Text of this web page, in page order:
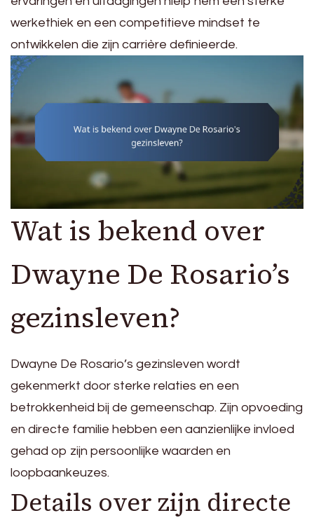
werkethiek en een competitieve mindset te
ontwikkelen die zijn carrière definieerde.
Wat is bekend over
Dwayne De Rosario’s
gezinsleven?
Dwayne De Rosario’s gezinsleven wordt
gekenmerkt door sterke relaties en een
betrokkenheid bij de gemeenschap. Zijn opvoeding
en directe familie hebben een aanzienlijke invloed
gehad op zijn persoonlijke waarden en
loopbaankeuzes.
Details over zijn directe